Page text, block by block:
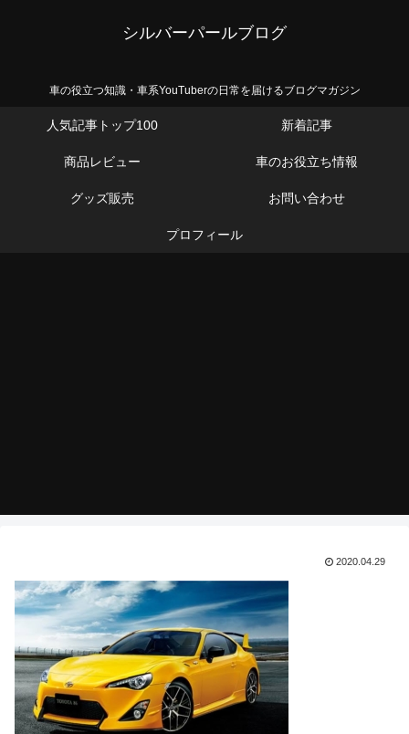
シルバーパールブログ
車の役立つ知識・車系YouTuberの日常を届けるブログマガジン
人気記事トップ100 新着記事
商品レビュー 車のお役立ち情報
グッズ販売 お問い合わせ
プロフィール
2020.04.29